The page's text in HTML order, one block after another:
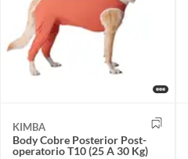
KIMBA
Body Cobre Posterior Post-
operatorio T10 (25 A 30 Kg)